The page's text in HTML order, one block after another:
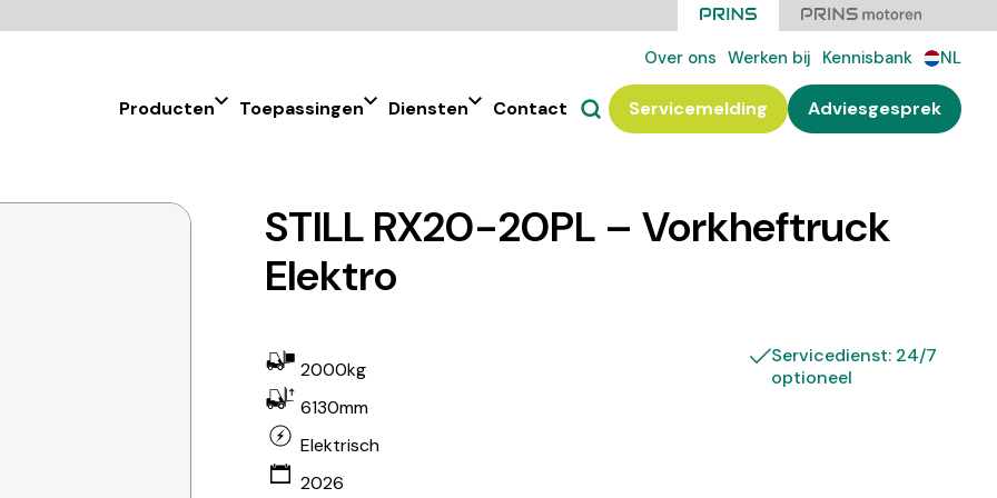
Over ons Werken bij Kennisbank NL
Producten Toepassingen Diensten Contact Servicemelding Adviesgesprek
STILL RX20-20PL – Vorkheftruck
Elektro
2000kg
6130mm
Elektrisch
2026
Servicedienst: 24/7
optioneel